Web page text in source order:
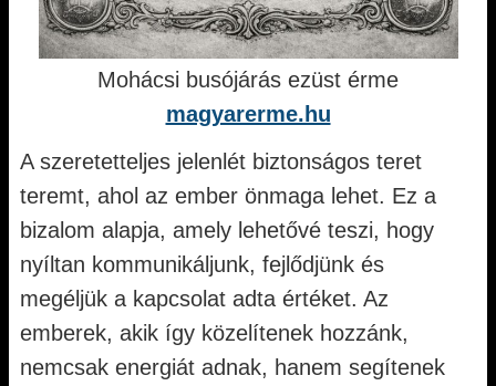
Mohácsi busójárás ezüst érme
magyarerme.hu
A szeretetteljes jelenlét biztonságos teret
teremt, ahol az ember önmaga lehet. Ez a
bizalom alapja, amely lehetővé teszi, hogy
nyíltan kommunikáljunk, fejlődjünk és
megéljük a kapcsolat adta értéket. Az
emberek, akik így közelítenek hozzánk,
nemcsak energiát adnak, hanem segítenek